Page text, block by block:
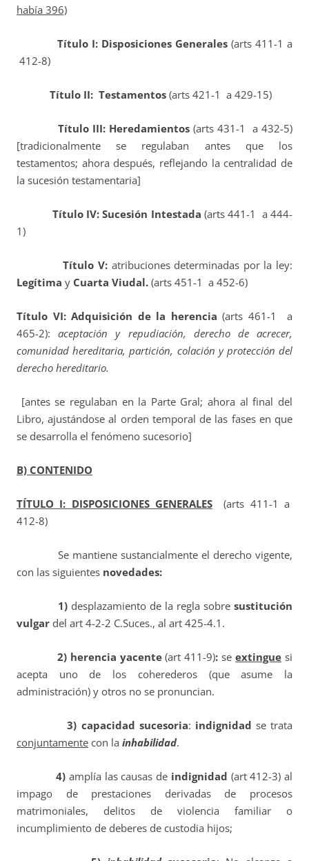
había 396)
Título I: Disposiciones Generales(arts 411-1 a
412-8)
Título II: Testamentos (arts 421-1 a 429-15)
Título III: Heredamientos (arts 431-1 a 432-5)
[tradicionalmente se regulaban antes que los
testamentos; ahora después, reflejando la centralidad de
la sucesión testamentaria]
Título IV: Sucesión Intestada (arts 441-1 a 444-
1)
Título V:atribuciones determinadas por la ley:
Legítima y Cuarta Viudal. (arts 451-1 a 452-6)
Título VI: Adquisición de la herencia (arts 461-1 a
465-2):aceptación y repudiación, derecho de acrecer,
comunidad hereditaria, partición, colación y protección del
derecho hereditario.
[antes se regulaban en la Parte Gral; ahora al final del
Libro, ajustándose al orden temporal de las fases en que
se desarrolla el fenómeno sucesorio]
B) CONTENIDO
TÍTULO I: DISPOSICIONES GENERALES
(arts 411-1 a
412-8)
Se mantiene sustancialmente el derecho vigente,
con las siguientes novedades:
1) desplazamiento de la regla sobre sustitución
vulgar del art 4-2-2 C.Suces., al art 425-4.1.
2) herencia yacente(art 411-9):seextingue si
acepta uno de los coherederos (que asume la
administración) y otros no se pronuncian.
3) capacidad sucesoria: indignidad se trata
conjuntamente con la inhabilidad.
4) amplía las causas de indignidad (art 412-3) al
impago de prestaciones derivadas de procesos
matrimoniales, delitos de violencia familiar o
incumplimiento de deberes de custodia hijos;